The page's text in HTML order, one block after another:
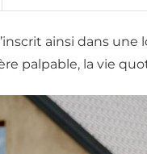
ainsi dans
palpable, la vie